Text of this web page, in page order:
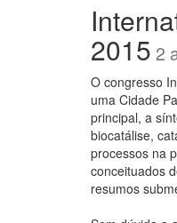
2015 2
O congresso
uma Cidade
principal, a
biocatálise,
processos na
conceituados
resumos